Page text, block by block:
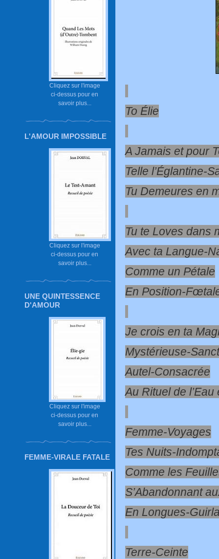
Cliquez sur l'image
ci-dessus pour en
savoir plus...
L'AMOUR IMPOSSIBLE
Cliquez sur l'image
ci-dessus pour en
savoir plus...
UNE QUINTESSENCE
D'AMOUR
Cliquez sur l'image
ci-dessus pour en
savoir plus...
FEMME-VIRALE FATALE
To Élie
A Jamais et pour
Telle l’Églantine-
Tu Demeures en
Tu te Loves dans
Avec ta Langue-
Comme un Pétale
En Position-
Je crois en ta
Mystérieuse-
Autel-Consacrée
Au Rituel de l’Eau
Femme-Voyages
Tes Nuits-
Comme les
S’Abandonnant
En Longues-
Terre-Ceinte